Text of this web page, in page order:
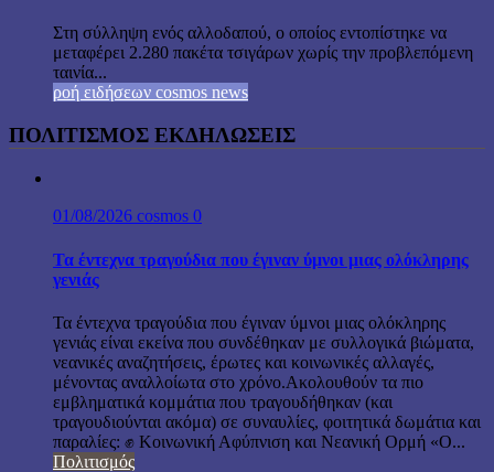
Στη σύλληψη ενός αλλοδαπού, ο οποίος εντοπίστηκε να
μεταφέρει 2.280 πακέτα τσιγάρων χωρίς την προβλεπόμενη
ταινία...
ροή ειδήσεων cosmos news
ΠΟΛΙΤΙΣΜΟΣ ΕΚΔΗΛΩΣΕΙΣ
01/08/2026 cosmos 0
Τα έντεχνα τραγούδια που έγιναν ύμνοι μιας ολόκληρης
γενιάς
Τα έντεχνα τραγούδια που έγιναν ύμνοι μιας ολόκληρης
γενιάς είναι εκείνα που συνδέθηκαν με συλλογικά βιώματα,
νεανικές αναζητήσεις, έρωτες και κοινωνικές αλλαγές,
μένοντας αναλλοίωτα στο χρόνο.Ακολουθούν τα πιο
εμβληματικά κομμάτια που τραγουδήθηκαν (και
τραγουδιούνται ακόμα) σε συναυλίες, φοιτητικά δωμάτια και
παραλίες: ✊ Κοινωνική Αφύπνιση και Νεανική Ορμή «Ο...
Πολιτισμός